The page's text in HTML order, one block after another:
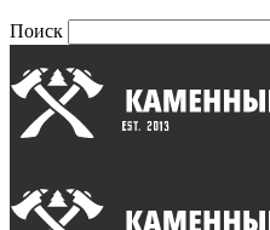
Поиск